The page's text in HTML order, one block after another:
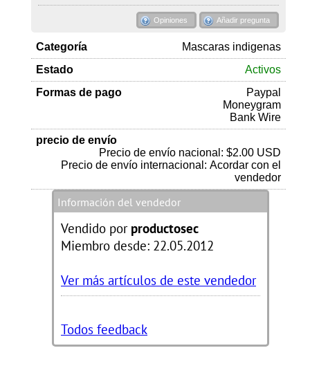
Opiniones Añadir pregunta
Categoría
Mascaras indigenas
Estado
Activos
Formas de pago
Paypal
Moneygram
Bank Wire
precio de envío
Precio de envío nacional: $2.00 USD
Precio de envío internacional: Acordar con el
vendedor
Información del vendedor
Vendido por productosec
Miembro desde: 22.05.2012
Ver más artículos de este vendedor
Todos feedback